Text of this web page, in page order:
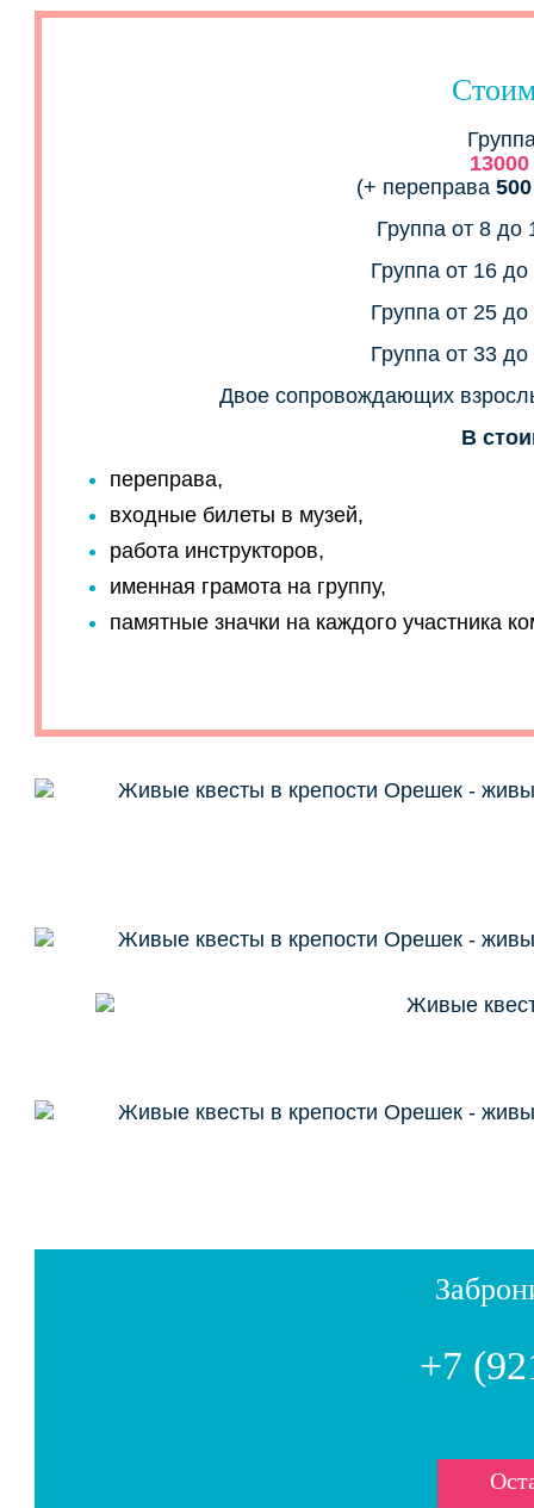
13000
(+ переправа 500
Группа от 8 до
Группа от 16
Группа от 25
Группа от 33
Двое сопровождающих
В
переправа,
входные билеты в музей,
работа инструкторов,
именная грамота на группу,
памятные значки на каждого участника
+7